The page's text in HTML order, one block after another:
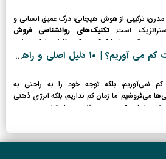
ترکیبی از هوش هیجانی، درک عمیق انسانی و
است.تکنیک‌های روانشناسی فروش
هستند که به شما کمک می‌کنند تا این ترکیب را به
ممکن پیاده‌سازی کنید. چرا وقت کم می آوریم؟ | ۱٠ دلیل اصلی و راهکار
نمی‌آوریم، بلکه توجه خود را به راحتی به
می‌فروشیم. ما زمان کم نداریم، بلکه انرژی ذهنی
را با بی‌توجهی به سلامت و استراحت، به هدر